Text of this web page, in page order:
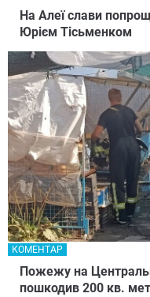
На Алеї слави
Юрієм Тісьменком
Пожежу на
пошкодив 200 кв.
КОМЕНТАР